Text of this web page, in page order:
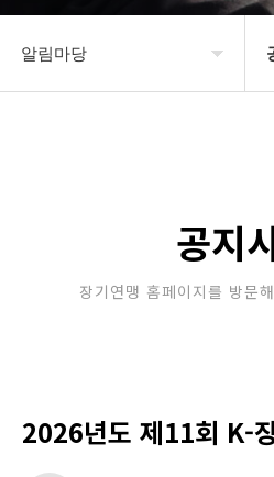
알림마당
공지
장기연맹 홈페이지를 방문
2026년도 제11회 K-